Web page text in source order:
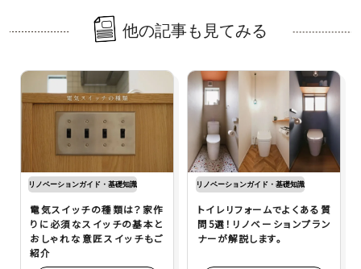
他の記事も見てみる
リノベーションガイド・基礎知識
電気スイッチの種類は？家作
りに必須なスイッチの基本と
おしゃれな意匠スイッチもご
紹介
リノベーションガイド・基礎知識
トイレリフォームでよくある質
問5選！リノベーションプラン
ナーが解説します。